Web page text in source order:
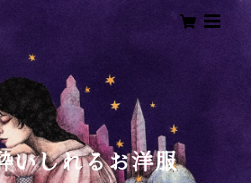
いしれるお洋服